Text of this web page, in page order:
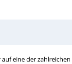
eine der